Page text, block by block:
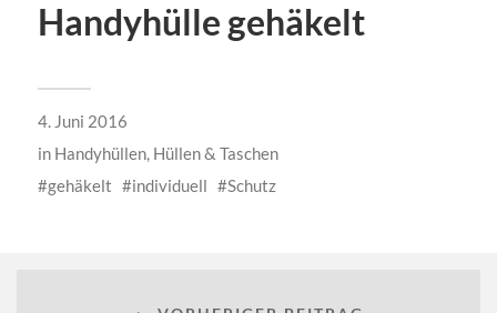
Handyhülle gehäkelt
4. Juni 2016
in Handyhüllen, Hüllen & Taschen
gehäkelt
individuell Schutz